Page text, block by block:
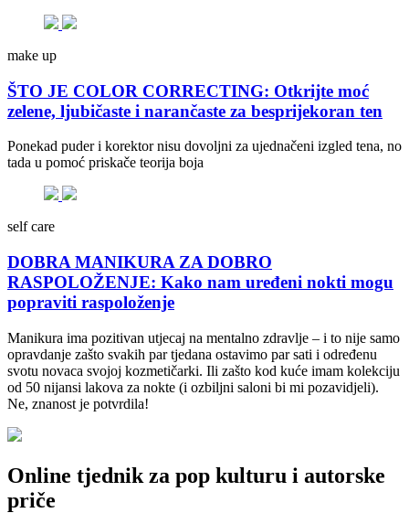
make up
ŠTO JE COLOR CORRECTING: Otkrijte moć
zelene, ljubičaste i narančaste za besprijekoran ten
Ponekad puder i korektor nisu dovoljni za ujednačeni izgled tena, no
tada u pomoć priskače teorija boja
self care
DOBRA MANIKURA ZA DOBRO
RASPOLOŽENJE: Kako nam uređeni nokti mogu
popraviti raspoloženje
Manikura ima pozitivan utjecaj na mentalno zdravlje – i to nije samo
opravdanje zašto svakih par tjedana ostavimo par sati i određenu
svotu novaca svojoj kozmetičarki. Ili zašto kod kuće imam kolekciju
od 50 nijansi lakova za nokte (i ozbiljni saloni bi mi pozavidjeli).
Ne, znanost je potvrdila!
Online tjednik za pop kulturu i autorske
priče